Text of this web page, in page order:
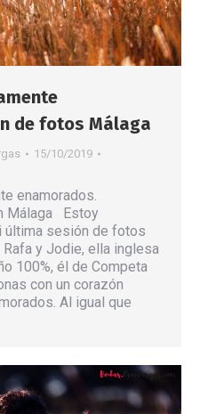
de fotos Málaga
15/10/2019
enamorados.
Málaga Estoy
última sesión de fotos
y Jodie, ella inglesa
100%, él de Competa
con un corazón
Al igual que